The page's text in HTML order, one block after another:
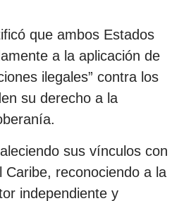
que ambos Estados
a la aplicación de
ilegales” contra los
su derecho a la
sus vínculos con
Caribe, reconociendo a la
independiente y